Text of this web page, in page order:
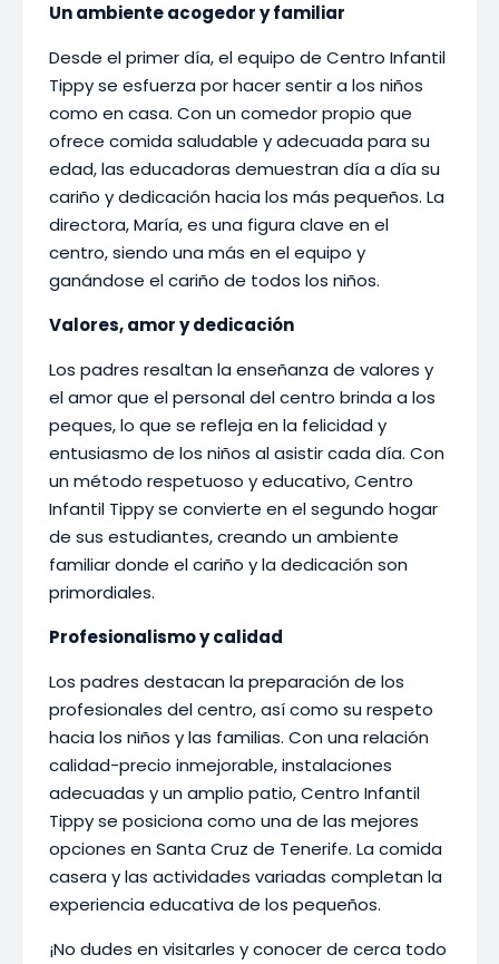
Un ambiente acogedor y familiar
Desde el primer día, el equipo de Centro Infantil
Tippy se esfuerza por hacer sentir a los niños
como en casa. Con un comedor propio que
ofrece comida saludable y adecuada para su
edad, las educadoras demuestran día a día su
cariño y dedicación hacia los más pequeños. La
directora, María, es una figura clave en el
centro, siendo una más en el equipo y
ganándose el cariño de todos los niños.
Valores, amor y dedicación
Los padres resaltan la enseñanza de valores y
el amor que el personal del centro brinda a los
peques, lo que se refleja en la felicidad y
entusiasmo de los niños al asistir cada día. Con
un método respetuoso y educativo, Centro
Infantil Tippy se convierte en el segundo hogar
de sus estudiantes, creando un ambiente
familiar donde el cariño y la dedicación son
primordiales.
Profesionalismo y calidad
Los padres destacan la preparación de los
profesionales del centro, así como su respeto
hacia los niños y las familias. Con una relación
calidad-precio inmejorable, instalaciones
adecuadas y un amplio patio, Centro Infantil
Tippy se posiciona como una de las mejores
opciones en Santa Cruz de Tenerife. La comida
casera y las actividades variadas completan la
experiencia educativa de los pequeños.
¡No dudes en visitarles y conocer de cerca todo